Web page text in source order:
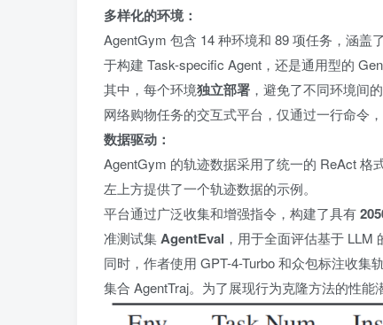
多样化的环境：
AgentGym 包含 14 种环境和 89 项任务，涵
于构建 Task-specific Agent，还是通用型的
其中，每个环境独立部署 ，避免了不同环境间
网络购物任务的交互式平台，仅通过一行命令，
数据驱动：
AgentGym 的轨迹数据采用了统一的 ReAct 格
左上方提供了一个轨迹数据的示例。
平台通过广泛收集和增强指令，构建了具有
准测试集AgentEval ，用于全面评估基于 LLM
同时，作者使用 GPT-4-Turbo 和众包标注收集
集合 AgentTraj。为了展现行为克隆方法的性